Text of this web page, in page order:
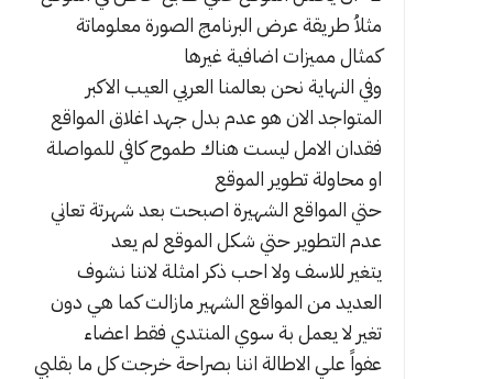
مثلاُ طريقة عرض البرنامج الصورة معلوماتة
كمثال مميزات اضافية غيرها
وفي النهاية نحن بعالمنا العربي العيب الاكبر
المتواجد الان هو عدم بدل جهد اغلاق المواقع
فقدان الامل ليست هناك طموح كافي للمواصلة
او محاولة تطوير الموقع
حتي المواقع الشهيرة اصبحت بعد شهرتة تعاني
عدم التطوير حتي شكل الموقع لم يعد
يتغير للاسف ولا احب ذكر امثلة لاننا نشوف
العديد من المواقع الشهير مازالت كما هي دون
تغير لا يعمل بة سوي المنتدي فقط اعضاء
عفواً علي الاطالة اننا بصراحة خرجت كل ما بقلبي